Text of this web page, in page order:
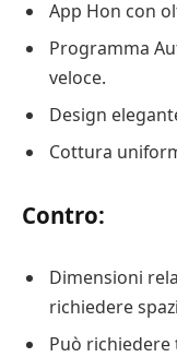
App Hon con
Programma
veloce.
Design
Cottura
Contro:
Dimensioni
richiedere
Può